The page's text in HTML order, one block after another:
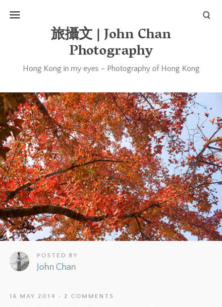
旅攝文 | John Chan
Photography
Hong Kong in my eyes – Photography of Hong Kong
POSTED BY
John Chan
16 MAY 2014 2 COMMENTS